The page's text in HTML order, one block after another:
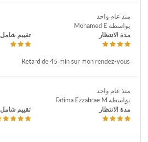
منذ عام واحد
بواسطة Mohamed E
مدة الانتظار
تقييم شامل
Retard de 45 min sur mon rendez-vous
منذ عام واحد
بواسطة Fatima Ezzahrae M
مدة الانتظار
تقييم شامل